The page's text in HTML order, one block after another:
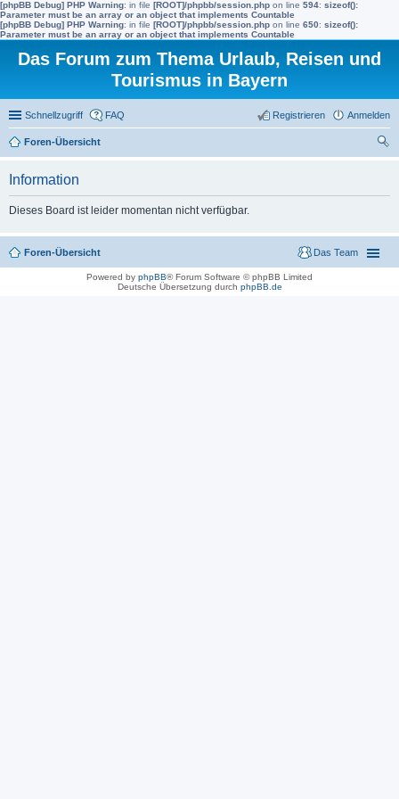
[phpBB Debug] PHP Warning: in file [ROOT]/phpbb/session.php on line 594: sizeof():
Parameter must be an array or an object that implements Countable
[phpBB Debug] PHP Warning: in file [ROOT]/phpbb/session.php on line 650: sizeof():
Parameter must be an array or an object that implements Countable
Das Forum zum Thema Urlaub, Reisen und
Tourismus in Bayern
Schnellzugriff FAQ Anmelden
Registrieren
Foren-Übersicht
Information
Dieses Board ist leider momentan nicht verfügbar.
Foren-Übersicht Das Team
Powered by phpBB® Forum Software © phpBB Limited
Deutsche Übersetzung durch phpBB.de